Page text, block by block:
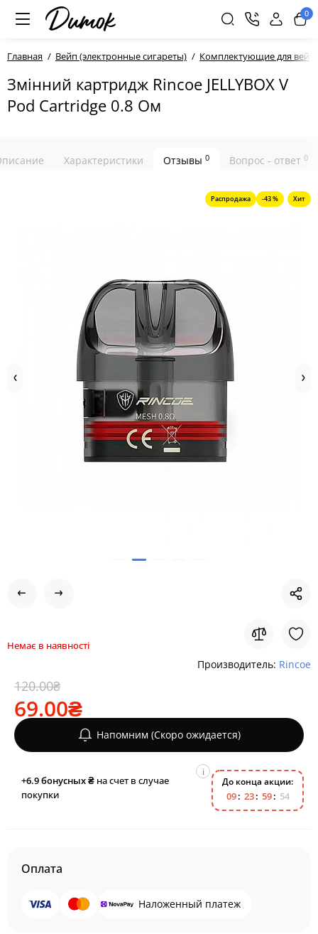
0
Главная Вейп (электронные сигареты) Комплектующие для
Змінний картридж Rincoe JELLYBOX V
Pod Cartridge 0.8 Ом
Характеристики Отзывы 0 Вопрос - ответ 0
Распродажа -43 % Хит
Немає в наявності
Производитель: Rincoe
120.00₴
69.00₴
Напомним (Скоро ожидается)
+6.9бонусных ₴ на счет в случае
покупки
i
До конца акции:
09 23 59 54
Оплата
Наложенный платеж